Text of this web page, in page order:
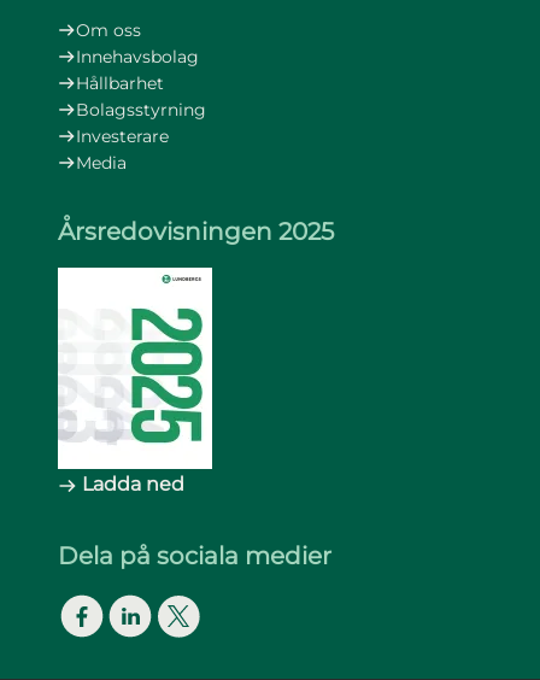
Om oss
Innehavsbolag
Hållbarhet
Bolagsstyrning
Investerare
Media
Årsredovisningen 2025
Ladda ned
Dela på sociala medier
FacebookLinkedInTwitter